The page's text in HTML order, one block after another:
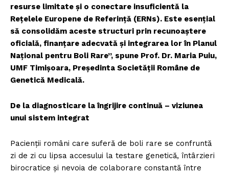
resurse limitate și o conectare insuficientă la
Rețelele Europene de Referință (ERNs). Este esențial
să consolidăm aceste structuri prin recunoaștere
oficială, finanțare adecvată și integrarea lor în Planul
Național pentru Boli Rare”, spune Prof. Dr. Maria Puiu,
UMF Timișoara, Președinta Societății Române de
Genetică Medicală.
De la diagnosticare la îngrijire continuă – viziunea
unui sistem integrat
Pacienții români care suferă de boli rare se confruntă
zi de zi cu lipsa accesului la testare genetică, întârzieri
birocratice și nevoia de colaborare constantă între